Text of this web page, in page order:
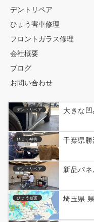
デントリペア
ひょう害車修理
フロントガラス修理
会社概要
ブログ
お問い合わせ
デントリペア 大きな
ひょう被害 千葉県
デントリペア 新品パ
ひょう被害 埼玉県